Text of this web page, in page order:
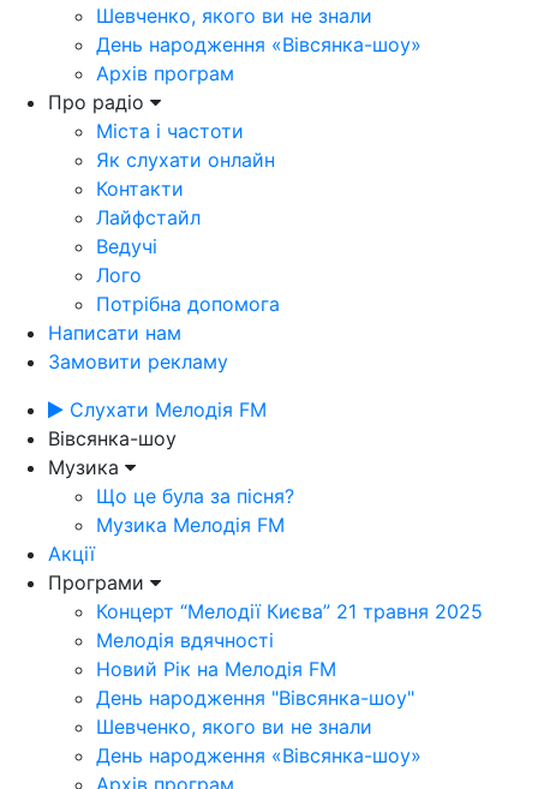
Шевченко, якого ви не знали
День народження «Вівсянка-шоу»
Архів програм
Про радіо
Міста і частоти
Як слухати онлайн
Контакти
Лайфстайл
Ведучі
Лого
Потрібна допомога
Написати нам
Замовити рекламу
Слухати Мелодія FM
Вівсянка-шоу
Музика
Що це була за пісня?
Музика Мелодія FM
Акції
Програми
Концерт “Мелодії Києва” 21 травня 2025
Мелодія вдячності
Новий Рік на Мелодія FM
День народження "Вівсянка-шоу"
Шевченко, якого ви не знали
День народження «Вівсянка-шоу»
Архів програм